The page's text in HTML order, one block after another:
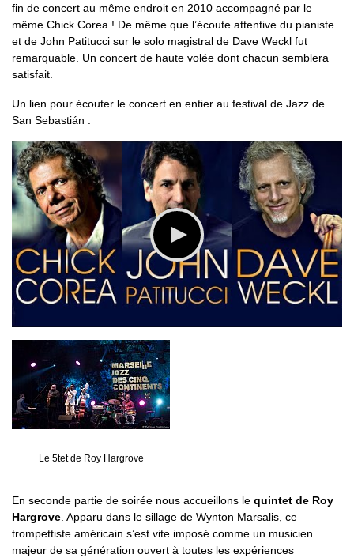
fin de concert au même endroit en 2010 accompagné par le
même Chick Corea ! De même que l’écoute attentive du pianiste
et de John Patitucci sur le solo magistral de Dave Weckl fut
remarquable. Un concert de haute volée dont chacun semblera
satisfait.
Un lien pour écouter le concert en entier au festival de Jazz de
San Sebastián :
Le 5tet de Roy Hargrove
En seconde partie de soirée nous accueillons le quintet de Roy
Hargrove. Apparu dans le sillage de Wynton Marsalis, ce
trompettiste américain s’est vite imposé comme un musicien
majeur de sa génération ouvert à toutes les expériences